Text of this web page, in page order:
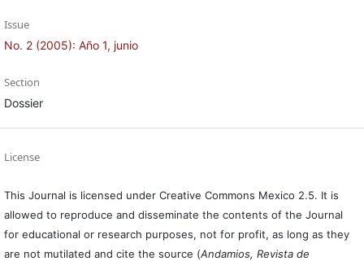
Issue
No. 2 (2005): Año 1, junio
Section
Dossier
License
This Journal is licensed under Creative Commons Mexico 2.5. It is
allowed to reproduce and disseminate the contents of the Journal
for educational or research purposes, not for profit, as long as they
are not mutilated and cite the source (Andamios, Revista de